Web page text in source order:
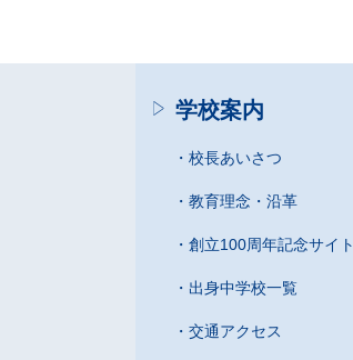
学校案内
校長あいさつ
教育理念・沿革
創立100周年記念サイト
出身中学校一覧
交通アクセス